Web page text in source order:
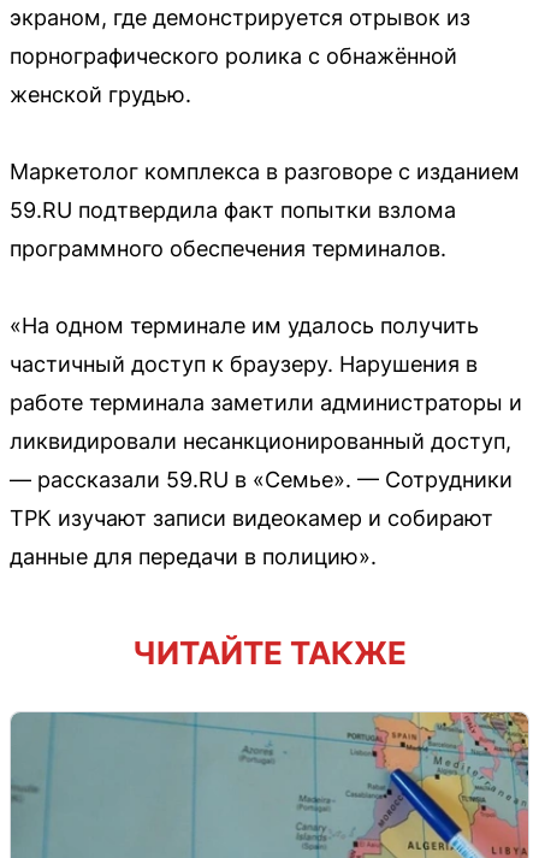
экраном, где демонстрируется отрывок из
порнографического ролика с обнажённой
женской грудью.
Маркетолог комплекса в разговоре с изданием
59.RU подтвердила факт попытки взлома
программного обеспечения терминалов.
«На одном терминале им удалось получить
частичный доступ к браузеру. Нарушения в
работе терминала заметили администраторы и
ликвидировали несанкционированный доступ,
— рассказали 59.RU в «Семье». — Сотрудники
ТРК изучают записи видеокамер и собирают
данные для передачи в полицию».
ЧИТАЙТЕ ТАКЖЕ